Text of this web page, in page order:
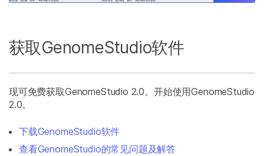
获取GenomeStudio软件
现可免费获取GenomeStudio 2.0。开始使用GenomeStudio
2.0。
下载GenomeStudio软件
查看GenomeStudio的常见问题及解答